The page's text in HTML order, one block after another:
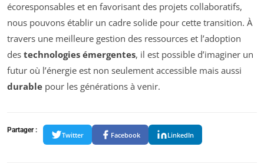
écoresponsables et en favorisant des projets collaboratifs,
nous pouvons établir un cadre solide pour cette transition. À
travers une meilleure gestion des ressources et l’adoption
des technologies émergentes, il est possible d’imaginer un
futur où l’énergie est non seulement accessible mais aussi
durable pour les générations à venir.
Partager :
Twitter Facebook LinkedIn